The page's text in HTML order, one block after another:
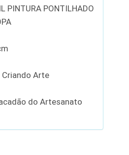
PINTURA PONTILHADO
Criando Arte
do Artesanato